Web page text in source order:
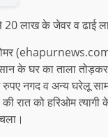
20 लाख के जेवर व ढाई
के घर का ताला
नगद व अन्य घरेलू
की रात को हरिओम